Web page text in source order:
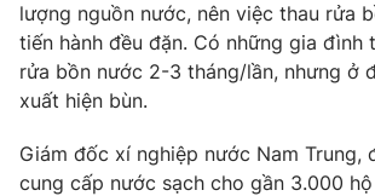
VTV Sức khoẻ Bất động
Thị trường 24h
Vươn
lượng nguồn nước, nên việc thau rửa
tiến hành đều đặn. Có những gia đình
rửa bồn nước 2-3 tháng/lần, nhưng ở
xuất hiện bùn.
Giám đốc xí nghiệp nước Nam Trung,
cung cấp nước sạch cho gần 3.000